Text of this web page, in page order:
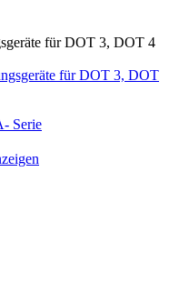
für DOT 3, DOT 4
für DOT 3, DOT
Serie